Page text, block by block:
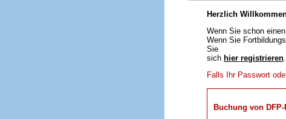
Herzlich
Wenn Sie schon
Wenn Sie
Sie
sich hier registrieren.
Falls Ihr Passwort
Buchung von